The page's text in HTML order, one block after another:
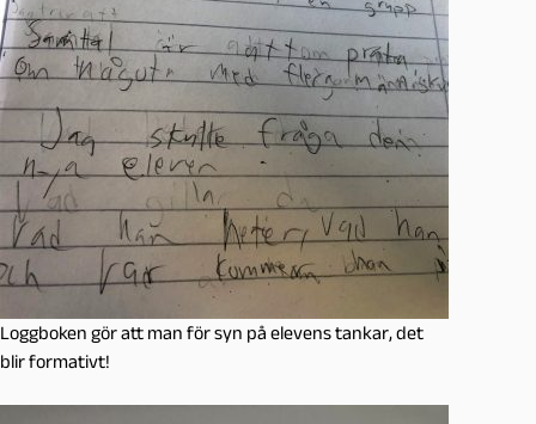
Loggboken gör att man för syn på elevens tankar, det
blir formativt!